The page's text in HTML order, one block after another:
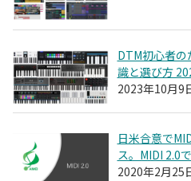
DTM初心者
識と選び方
2023年10月9
日米合意で
ス。MIDI 2.0
2020年2月25